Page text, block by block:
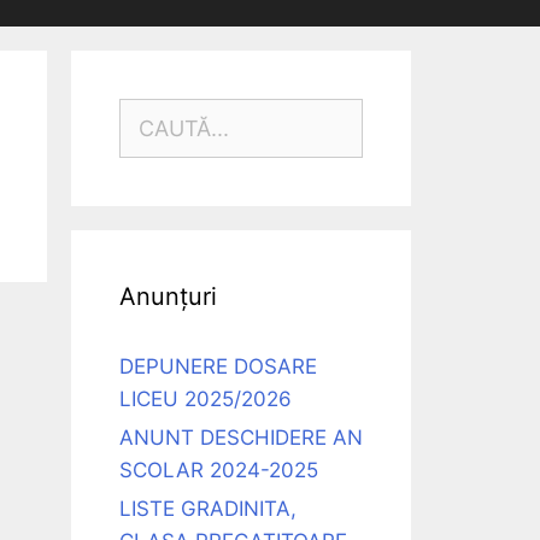
Anunțuri
DEPUNERE DOSARE
LICEU 2025/2026
ANUNT DESCHIDERE AN
SCOLAR 2024-2025
LISTE GRADINITA,